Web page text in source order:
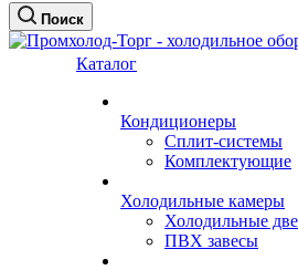
Поиск
Каталог
Кондиционеры
Сплит-системы
Комплектующие
Холодильные камеры
Холодильные
ПВХ завесы